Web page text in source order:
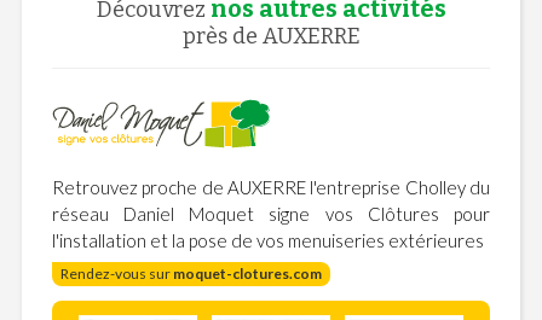
Découvrez nos autres activités
près de AUXERRE
Retrouvez proche de AUXERRE l'entreprise Cholley du
réseau Daniel Moquet signe vos Clôtures pour
l'installation et la pose de vos menuiseries extérieures
Rendez-vous sur moquet-clotures.com